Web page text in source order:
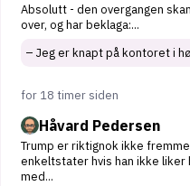
Absolutt - den overgangen
over, og har beklaga:...
– Jeg er knapt på kontoret i
for 18 timer siden
Håvard Pedersen
Trump er riktignok ikke
enkeltstater hvis han ikke liker
med...